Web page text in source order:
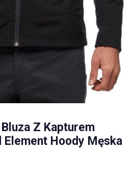
Z Kapturem
Element Hoody Męska